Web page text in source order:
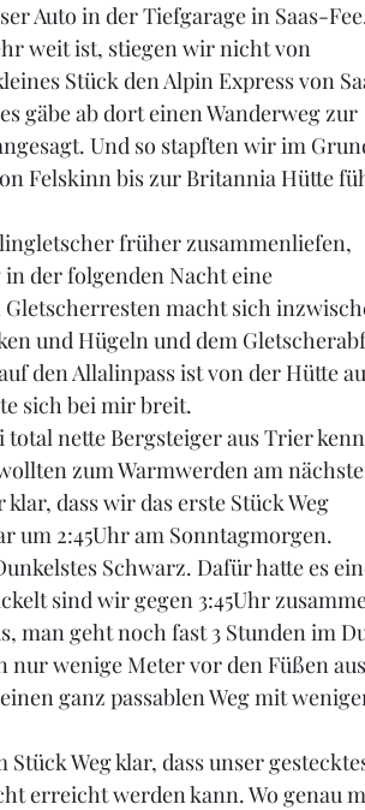
Auto in der Tiefgarage in Saas-
weit ist, stiegen wir nicht von
Stück den Alpin Express von
gäbe ab dort einen Wanderweg zur
Und so stapften wir im
Felskinn bis zur Britannia Hütte
früher zusammenliefen,
in der folgenden Nacht eine
macht sich
und Hügeln und dem
den Allalinpass ist von der Hütte
sich bei mir breit.
nette Bergsteiger aus Trier
zum Warmwerden am
dass wir das erste Stück Weg
um 2:45Uhr am Sonntagmorgen.
Schwarz. Dafür hatte es
sind wir gegen 3:45Uhr
man geht noch fast 3 Stunden im
wenige Meter vor den Füßen
ganz passablen Weg mit
Weg klar, dass unser
erreicht werden kann. Wo genau